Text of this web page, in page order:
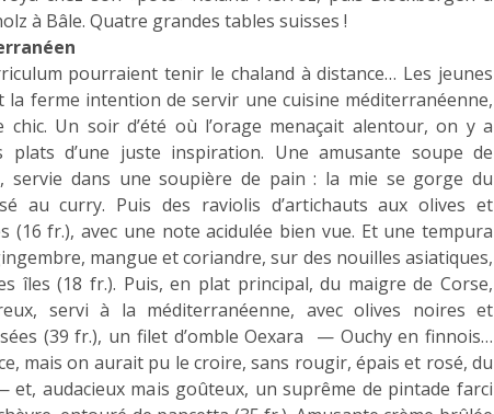
à Bâle. Quatre grandes tables suisses !
pourraient tenir le chaland à distance… Les jeunes
la ferme intention de servir une cuisine méditerranéenne,
chic. Un soir d’été où l’orage menaçait alentour, on y a
plats d’une juste inspiration. Une amusante soupe de
servie dans une soupière de pain : la mie se gorge du
au curry. Puis des raviolis d’artichauts aux olives et
(16 fr.), avec une note acidulée bien vue. Et une tempura
mangue et coriandre, sur des nouilles asiatiques,
îles (18 fr.). Puis, en plat principal, du maigre de Corse,
servi à la méditerranéenne, avec olives noires et
(39 fr.), un filet d’omble Oexara — Ouchy en finnois…
mais on aurait pu le croire, sans rougir, épais et rosé, du
et, audacieux mais goûteux, un suprême de pintade farci